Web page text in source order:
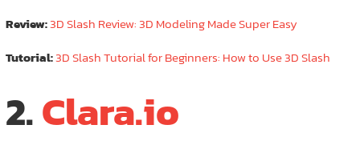
Review:3D Slash Review: 3D Modeling Made Super Easy
Tutorial:3D Slash Tutorial for Beginners: How to Use 3D Slash
2.Clara.io